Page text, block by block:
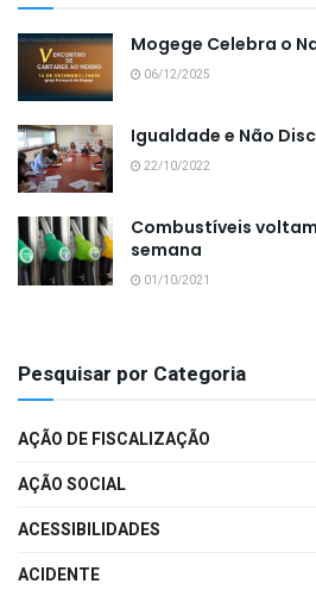
Mogege Celebra o
06/12/2025
Igualdade e Não
22/10/2022
Combustíveis
semana
01/10/2021
Pesquisar por Categoria
AÇÃO DE FISCALIZAÇÃO
AÇÃO SOCIAL
ACESSIBILIDADES
ACIDENTE